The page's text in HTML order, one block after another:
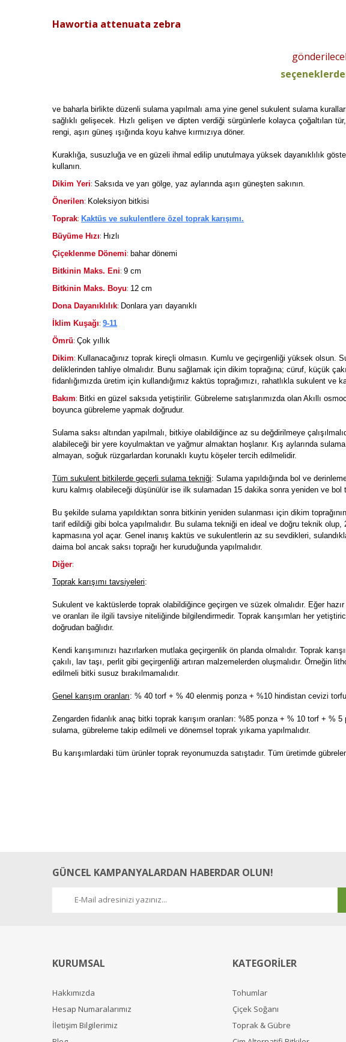
Hawortia attenuata zebra
ve baharla birlikte düzenli sulama yapılmalı ama yine genel sukulent sulama
sağlıklı gelişecek. Hızlı gelişen ve dipten verdiği sürgünlerle kolayca çoğaltılan
rengi, aşırı güneş ışığında koyu kahve kırmızıya döner.
Kuraklığa, susuzluğa ve en güzeli ihmal edilip unutulmaya yüksek dayanıklılık
kullanın.
Dikim Yeri: Saksıda ve yarı gölge, yaz aylarında aşırı güneşten sakının.
Önerilen: Koleksiyon bitkisi
Toprak: Kaktüs ve sukulentlere özel toprak karışımı.
Büyüme Hızı: Hızlı
Çiçeklenme Dönemi: bahar dönemi
Bitkinin Maks. Eni: 9 cm
Bitkinin Maks. Boyu: 12 cm
Dona Dayanıklılık: Donlara yarı dayanıklı
İklim Kuşağı: 9-11
Ömrü: Çok yıllık
Dikim: Kullanacağınız toprak kireçli olmasın. Kumlu ve geçirgenliği yüksek olsun.
deliklerinden tahliye olmalıdır. Bunu sağlamak için dikim toprağına; cüruf, küçük
fidanlığımızda üretim için kullandığımız kaktüs toprağımızı, rahatlıkla sukulent ve
Bakım: Bitki en güzel saksıda yetiştirilir. Gübreleme satışlarımızda olan Akıllı
boyunca gübreleme yapmak doğrudur.
Sulama saksı altından yapılmalı, bitkiye olabildiğince az su değdirilmeye
alabileceği bir yere koyulmaktan ve yağmur almaktan hoşlanır. Kış aylarında
almayan, soğuk rüzgarlardan korunaklı kuytu köşeler tercih edilmelidir.
Tüm sukulent bitkilerde geçerli sulama tekniği: Sulama yapıldığında bol ve
kuru kalmış olabileceği düşünülür ise ilk sulamadan 15 dakika sonra yeniden ve bol
Bu şekilde sulama yapıldıktan sonra bitkinin yeniden sulanması için dikim
tarif edildiği gibi bolca yapılmalıdır. Bu sulama tekniği en ideal ve doğru teknik
kapmasına yol açar. Genel inanış kaktüs ve sukulentlerin az su sevdikleri,
daima bol ancak saksı toprağı her kuruduğunda yapılmalıdır.
Diğer:
Toprak karışımı tavsiyeleri:
Sukulent ve kaktüslerde toprak olabildiğince geçirgen ve süzek olmalıdır. Eğer
ve oranları ile ilgili tavsiye niteliğinde bilgilendirmedir. Toprak karışımları her
doğrudan bağlıdır.
Kendi karışımınızı hazırlarken mutlaka geçirgenlik ön planda olmalıdır. Toprak
çakılı, lav taşı, perlit gibi geçirgenliği artıran malzemelerden oluşmalıdır.
edilmeli bitki susuz bırakılmamalıdır.
Genel karışım oranları: % 40 torf + % 40 elenmiş ponza + %10 hindistan cevizi
Zengarden fidanlık anaç bitki toprak karışım oranları: %85 ponza + % 10 torf + %
sulama, gübreleme takip edilmeli ve dönemsel toprak yıkama yapılmalıdır.
Bu karışımlardaki tüm ürünler toprak reyonumuzda satıştadır. Tüm üretimde
GÜNCEL KAMPANYALARDAN HABERDAR OLUN!
KURUMSAL
Hakkımızda
Hesap Numaralarımız
İletişim Bilgilerimiz
KATEGORİLER
Tohumlar
Çiçek Soğanı
Toprak & Gübre